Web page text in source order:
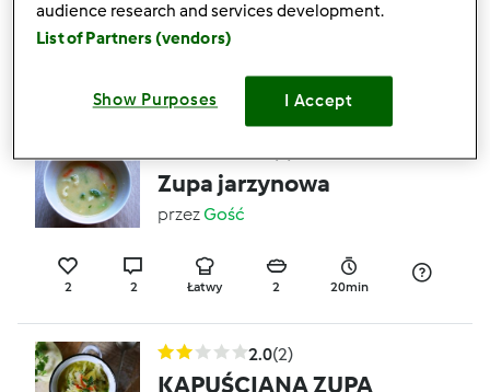
przezGość
2.3(3)
Zupa jarzynowa
przezGość
2 2 Łatwy 2 20min
2.0(2)
KAPUŚCIANA ZUPA
audience research and services development.
List of Partners (vendors)
Show Purposes I Accept